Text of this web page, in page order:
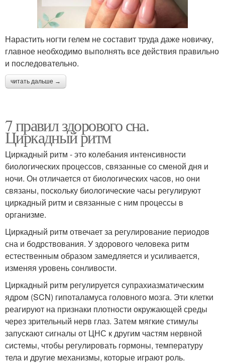
Нарастить ногти гелем не составит труда даже новичку,
главное необходимо выполнять все действия правильно
и последовательно.
читать дальше →
7 правил здорового сна.
Циркадный ритм
Циркадный ритм - это колебания интенсивности
биологических процессов, связанные со сменой дня и
ночи. Он отличается от биологических часов, но они
связаны, поскольку биологические часы регулируют
циркадный ритм и связанные с ним процессы в
организме.
Циркадный ритм отвечает за регулирование периодов
сна и бодрствования. У здорового человека ритм
естественным образом замедляется и усиливается,
изменяя уровень сонливости.
Циркадный ритм регулируется супрахиазматическим
ядром (SCN) гипоталамуса головного мозга. Эти клетки
реагируют на признаки плотности окружающей среды
через зрительный нерв глаз. Затем мягкие стимулы
запускают сигналы от ЦНС к другим частям нервной
системы, чтобы регулировать гормоны, температуру
тела и другие механизмы, которые играют роль.